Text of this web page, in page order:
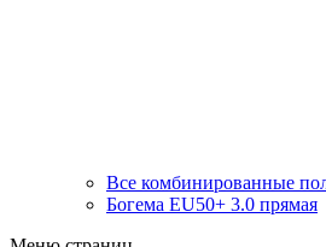
Все комбинированные
Богема EU50+ 3.0 прямая